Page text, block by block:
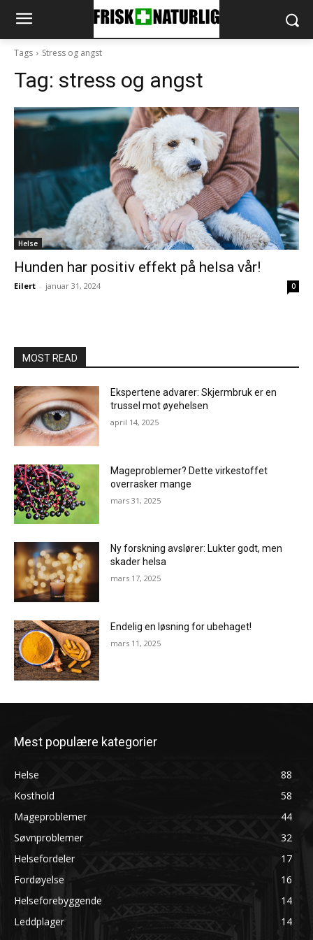
Tags Stress og angst
Tag: stress og angst
Helse
Hunden har positiv effekt på helsa vår!
Eilert - januar 31, 2024 0
MOST READ
Ekspertene advarer: Skjermbruk er en
trussel mot øyehelsen
april 14, 2025
Mageproblemer? Dette virkestoffet
overrasker mange
mars 31, 2025
Ny forskning avslører: Lukter godt, men
skader helsa
mars 17, 2025
Endelig en løsning for ubehaget!
mars 11, 2025
Mest populære kategorier
Helse
88
Kosthold
58
Mageproblemer
44
Søvnproblemer
32
Helsefordeler
17
Fordøyelse
16
Helseforebyggende
14
Leddplager
14